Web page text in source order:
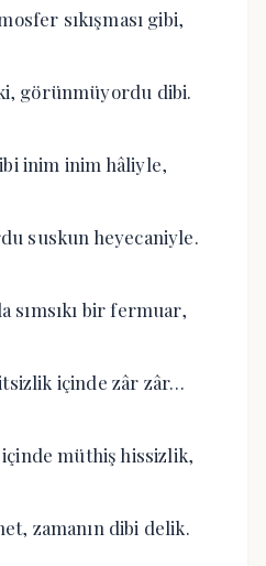
sıkışması gibi,
görünmüyordu dibi.
inim inim hâliyle,
suskun heyecaniyle.
sımsıkı bir fermuar,
içinde zâr zâr…
müthiş hissizlik,
zamanın dibi delik.